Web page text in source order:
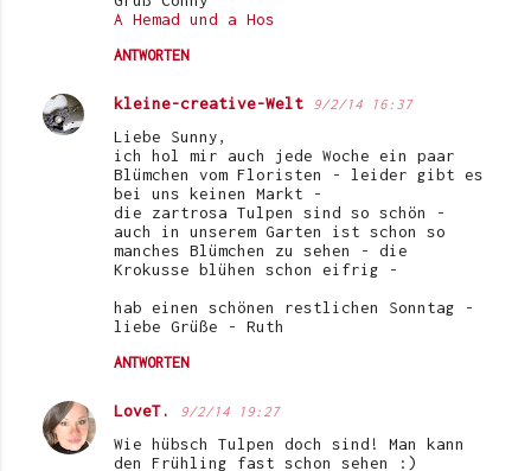
A Hemad und a Hos
ANTWORTEN
kleine-creative-Welt 9/2/14 16:37
Liebe Sunny,
ich hol mir auch jede Woche ein paar
Blümchen vom Floristen - leider gibt es
bei uns keinen Markt -
die zartrosa Tulpen sind so schön -
auch in unserem Garten ist schon so
manches Blümchen zu sehen - die
Krokusse blühen schon eifrig -
hab einen schönen restlichen Sonntag -
liebe Grüße - Ruth
ANTWORTEN
LoveT. 9/2/14 19:27
Wie hübsch Tulpen doch sind! Man kann
den Frühling fast schon sehen :)